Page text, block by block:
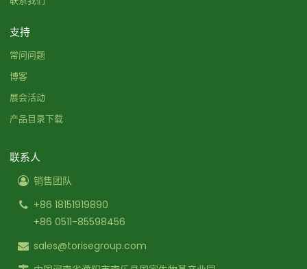
支持
常问问题
博客
展会活动
产品目录下载
联系人
销售团队
+86 18151919890
+86 0511-85598456
sales@torisegroup.com